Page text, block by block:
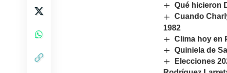
Qué hicieron
Cuando
1982
Clima hoy en
Quiniela de
Elecciones